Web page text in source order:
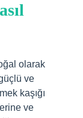
olarak
ve
kaşığı
ve